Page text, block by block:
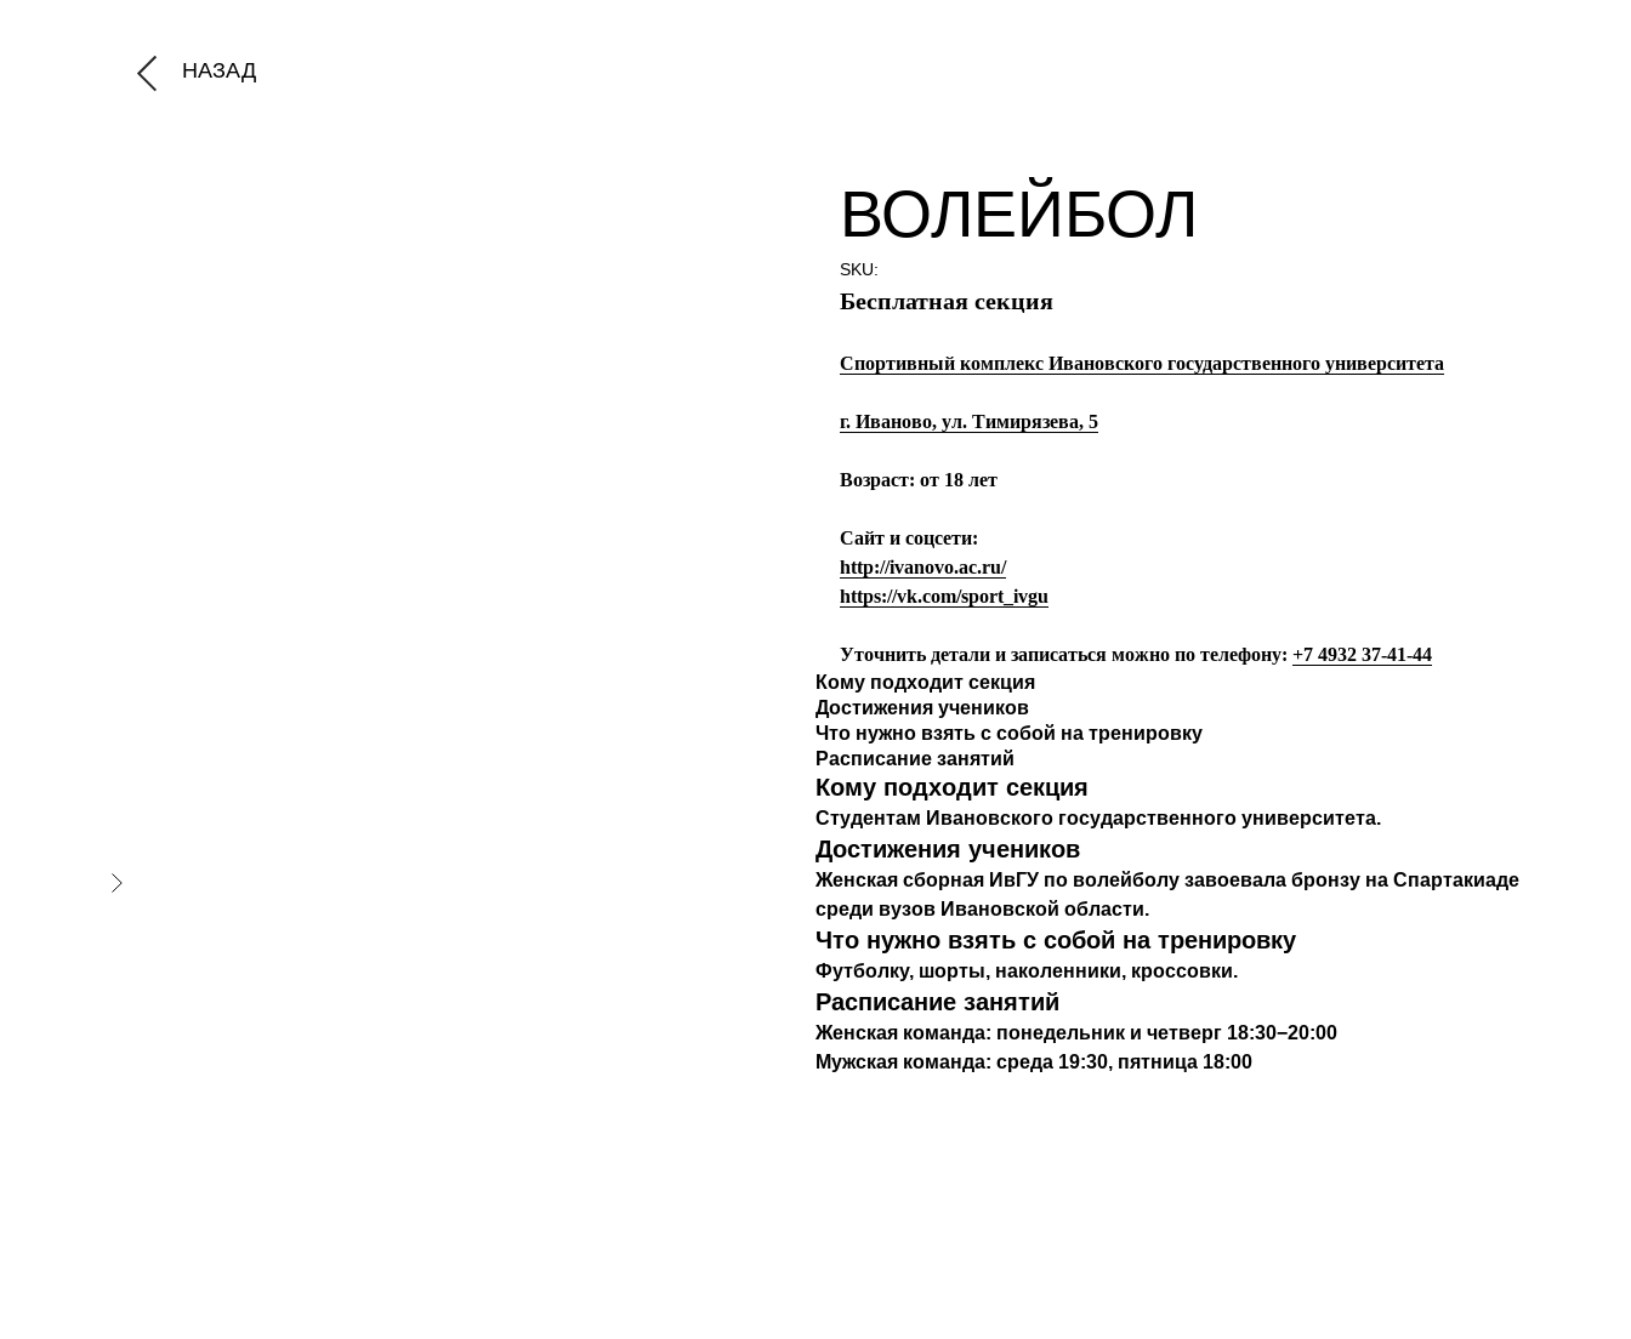
НАЗАД
ВОЛЕЙБОЛ
SKU:
Бесплатная секция
Спортивный комплекс Ивановского государственного университета
г. Иваново, ул. Тимирязева, 5
Возраст: от 18 лет
Сайт и соцсети:
http://ivanovo.ac.ru/
https://vk.com/sport_ivgu
Уточнить детали и записаться можно по телефону: +7 4932 37-41-44
Кому подходит секция
Достижения учеников
Что нужно взять с собой на тренировку
Расписание занятий
Кому подходит секция
Студентам Ивановского государственного университета.
Достижения учеников
Женская сборная ИвГУ по волейболу завоевала бронзу на Спартакиаде
среди вузов Ивановской области.
Что нужно взять с собой на тренировку
Футболку, шорты, наколенники, кроссовки.
Расписание занятий
Женская команда: понедельник и четверг 18:30−20:00
Мужская команда: среда 19:30, пятница 18:00